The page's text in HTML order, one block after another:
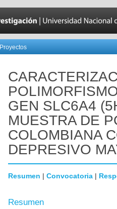
Proyectos
GEN SLC6A4
MUESTRA DE
COLOMBIANA
DEPRESIVO
Resumen | Convocatoria |
Resumen